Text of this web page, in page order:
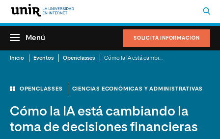
SOLICITA INFORMACIÓN
Menú
Inicio Eventos Openclasses
OPENCLASSES CIENCIAS ECONÓMICAS Y ADMINISTRATIVAS
Cómo la IA está cambiando la
toma de decisiones financieras